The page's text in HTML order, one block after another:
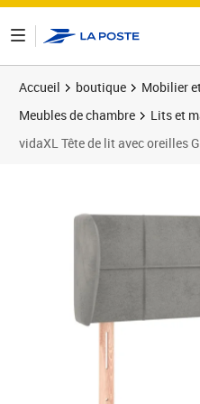
Accueil boutique
Mobilier
Meubles de chambre
Lits et
vidaXL Tête de lit avec oreilles